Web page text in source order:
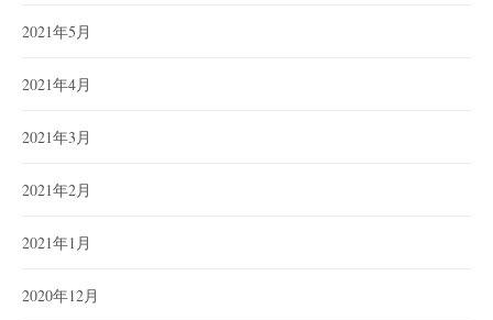
2021年5月
2021年4月
2021年3月
2021年2月
2021年1月
2020年12月